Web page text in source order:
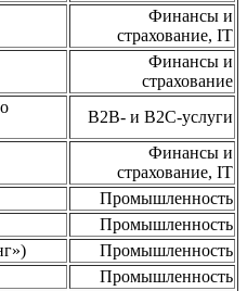
Финансы и
страхование, IT
Финансы и
страхование
B2B- и B2C-услуги
Финансы и
страхование, IT
Промышленность
Промышленность
Промышленность
Промышленность